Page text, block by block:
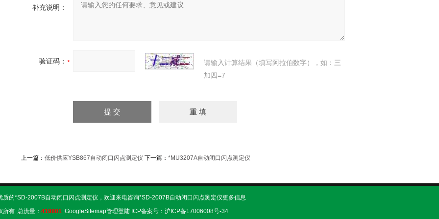
补充说明：
验证码：
请输入计算结果（填写阿拉伯数字），如：三
加四=7
上一篇： 低价供应YSB867自动闭口闪点测定仪 下一篇： *MU3207A自动闭口闪点测定仪
质的*SD-2007B自动闭口闪点测定仪，欢迎来电咨询*SD-2007B自动闭口闪点测定仪更多信息
所有 总流量： 419801 GoogleSitemap管理登陆 ICP备案号： 沪ICP备17006008号-34